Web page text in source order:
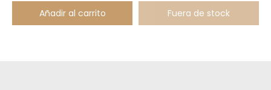
Añadir al carrito Fuera de stock